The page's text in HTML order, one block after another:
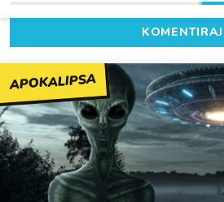
KOMENTIRAJ
APOKALIPSA